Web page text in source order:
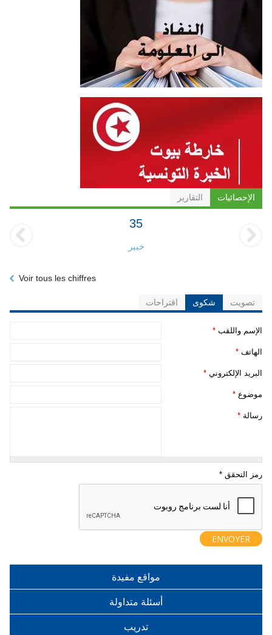
الإحصائيات التقارير
35
خبير
Voir tous les chiffres
تصويت شكوى اقتراحات
‏الإسم واللقب ‏ *
‏الهاتف ‏ *
‏البريد الإلكتروني ‏ *
‏موضوع ‏ *
‏رسالة ‏ *
مواقع مفيدة
أسئلة متداولة
تدريب